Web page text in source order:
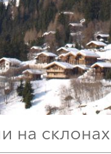
склонах